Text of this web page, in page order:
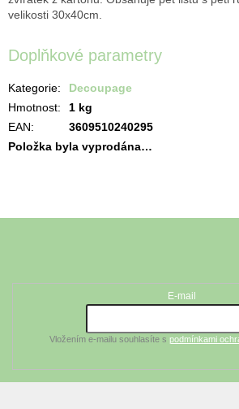
velikosti 30x40cm.
Doplňkové parametry
Kategorie:
Decoupage
Hmotnost:
1 kg
EAN:
3609510240295
Položka byla vyprodána…
E-mail
Vložením e-mailu souhlasíte s podmínkami